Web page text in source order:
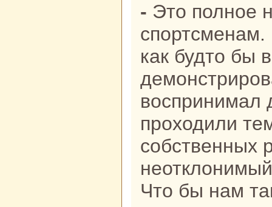
- Это полное неуважение к
спортсменам.
как будто бы
воспринимал
проходили
собственных
Что бы нам